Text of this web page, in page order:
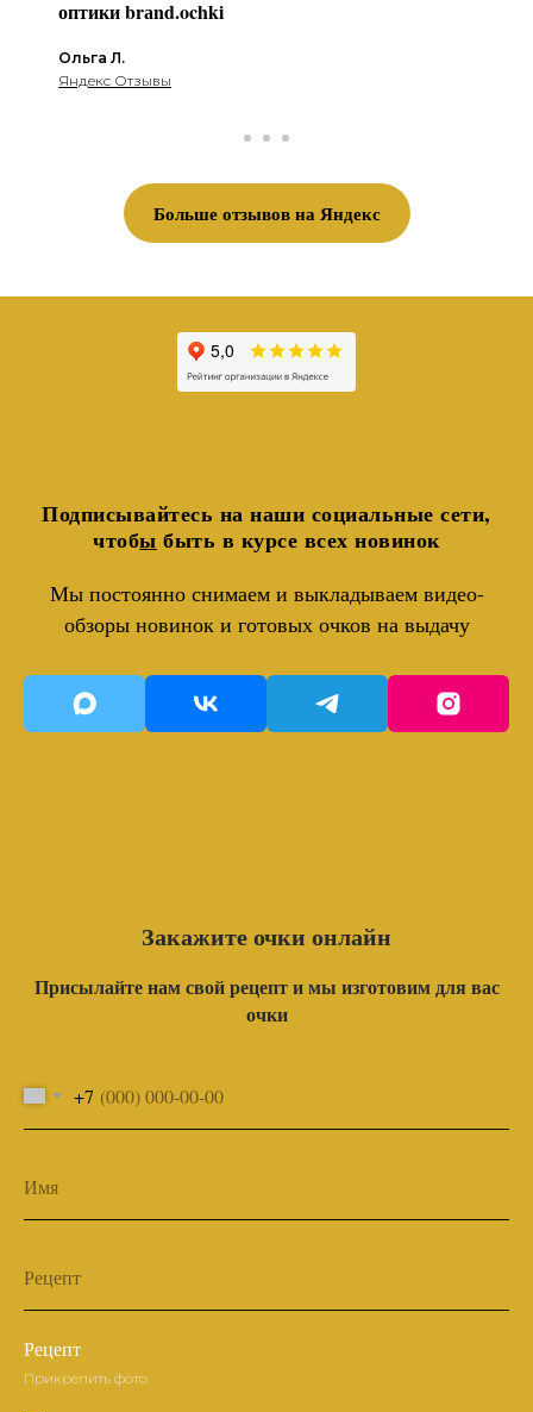
оптики brаnd.ochki
Ольга Л.
Яндекс Отзывы
Больше отзывов на Яндекс
Подписывайтесь на наши социальные сети,
чтобы быть в курсе всех новинок
Мы постоянно снимаем и выкладываем видео-
обзоры новинок и готовых очков на выдачу
Закажите очки онлайн
Присылайте нам свой рецепт и мы изготовим для вас
очки
+7
Имя
Рецепт
Рецепт
Прикрепить фото